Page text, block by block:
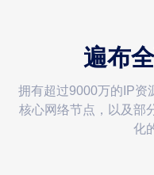
遍布
拥有超过9000万的IP资
核心网络节点，以及部
化